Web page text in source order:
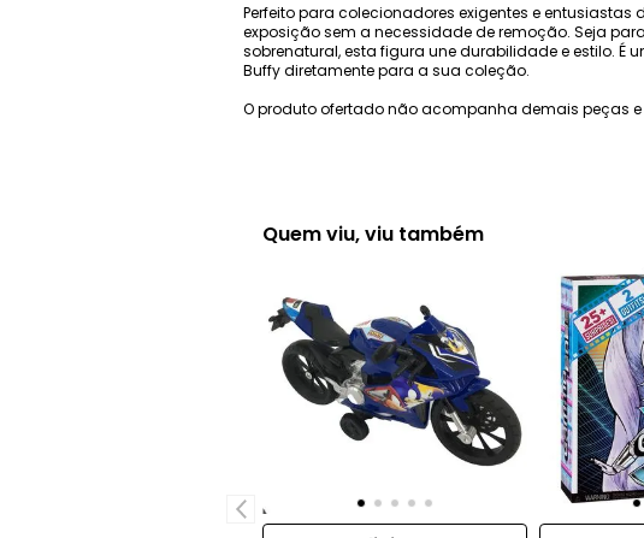
Perfeito para colecionadores exigentes e
exposição sem a necessidade de remoção. Seja
sobrenatural, esta figura une durabilidade e estilo. É
Buffy diretamente para a sua coleção.
O produto ofertado não acompanha demais peças e
Quem viu, viu também